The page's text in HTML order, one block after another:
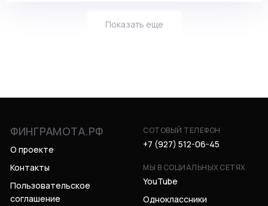
Показать еще
ФИНГРАМОТА.РФ
О проекте
Контакты
Пользовательское
соглашение
СОТОВЫЙ ТЕЛЕФОН
+7 (927) 512-06-45
МЫ В СОЦИАЛЬНЫХ СЕТЯХ
YouTube
Одноклассники